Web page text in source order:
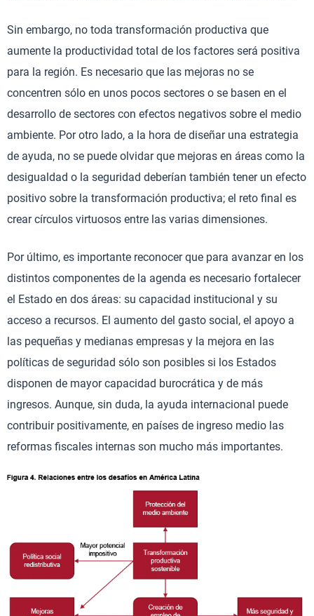
Sin embargo, no toda transformación productiva que
aumente la productividad total de los factores será positiva
para la región. Es necesario que las mejoras no se
concentren sólo en unos pocos sectores o se basen en el
desarrollo de sectores con efectos negativos sobre el medio
ambiente. Por otro lado, a la hora de diseñar una estrategia
de ayuda, no se puede olvidar que mejoras en áreas como la
desigualdad o la seguridad deberían también tener un efecto
positivo sobre la transformación productiva; el reto final es
crear círculos virtuosos entre las varias dimensiones.
Por último, es importante reconocer que para avanzar en los
distintos componentes de la agenda es necesario fortalecer
el Estado en dos áreas: su capacidad institucional y su
acceso a recursos. El aumento del gasto social, el apoyo a
las pequeñas y medianas empresas y la mejora en las
políticas de seguridad sólo son posibles si los Estados
disponen de mayor capacidad burocrática y de más
ingresos. Aunque, sin duda, la ayuda internacional puede
contribuir positivamente, en países de ingreso medio las
reformas fiscales internas son mucho más importantes.